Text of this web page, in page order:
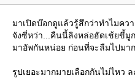
มาเปิดบ๊อกดูแล้วรู้สึกว่าทำไมค
จังซี่หว่า...คืนนี้ลิงหล่อฮัดเช้ยขี้มู
มาอัพกันหน่อย ก่อนที่จะลืมไปมา
รูปเยอะมากมายเลือกกันไม่ไหว